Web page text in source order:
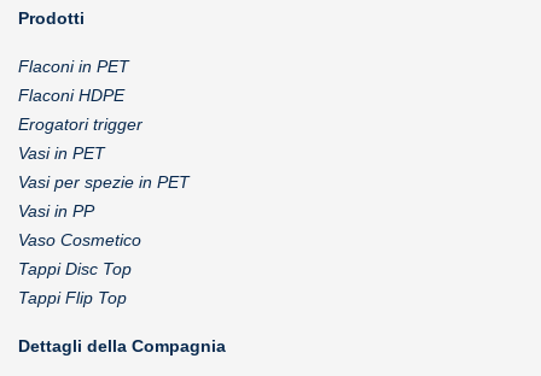
Prodotti
Flaconi in PET
Flaconi HDPE
Erogatori trigger
Vasi in PET
Vasi per spezie in PET
Vasi in PP
Vaso Cosmetico
Tappi Disc Top
Tappi Flip Top
Dettagli della Compagnia